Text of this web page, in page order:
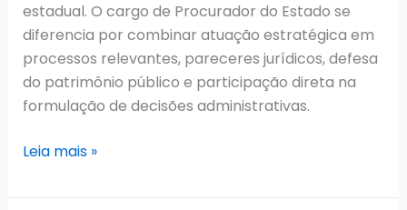
estadual. O cargo de Procurador do Estado se
diferencia por combinar atuação estratégica em
processos relevantes, pareceres jurídicos, defesa
do patrimônio público e participação direta na
formulação de decisões administrativas.
Concurso
AL
Leia mais »